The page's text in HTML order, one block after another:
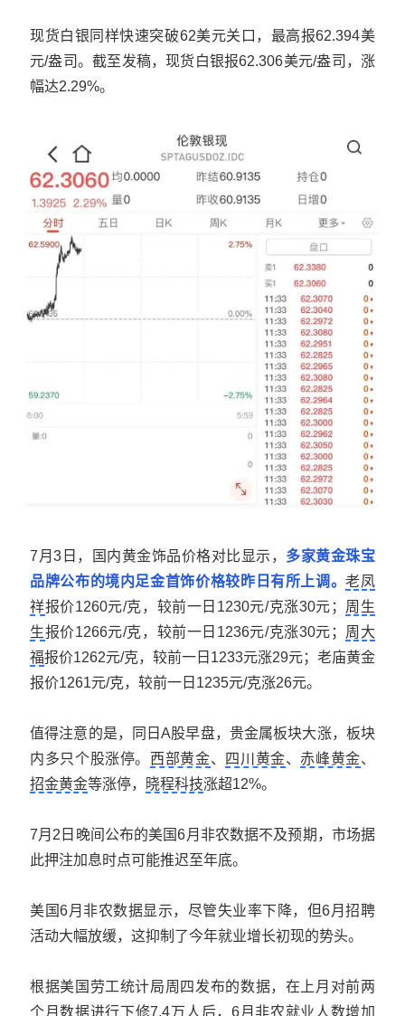
现货白银同样快速突破62美元关口，最高报62.394美
元/盎司。截至发稿，现货白银报62.306美元/盎司，涨
幅达2.29%。
7月3日，国内黄金饰品价格对比显示， 多家黄金珠宝
品牌公布的境内足金首饰价格较昨日有所上调。老凤
祥报价1260元/克，较前一日1230元/克涨30元； 周生
生报价1266元/克，较前一日1236元/克涨30元； 周大
福报价1262元/克，较前一日1233元涨29元；老庙黄金
报价1261元/克，较前一日1235元/克涨26元。
值得注意的是，同日A股早盘，贵金属板块大涨，板块
内多只个股涨停。 西部黄金、 四川黄金、赤峰黄金、
招金黄金等涨停， 晓程科技涨超12%。
7月2日晚间公布的美国6月非农数据不及预期，市场据
此押注加息时点可能推迟至年底。
美国6月非农数据显示，尽管失业率下降，但6月招聘
活动大幅放缓，这抑制了今年就业增长初现的势头。
根据美国劳工统计局周四发布的数据，在上月对前两
个月数据进行下修7.4万人后，6月非农就业人数增加